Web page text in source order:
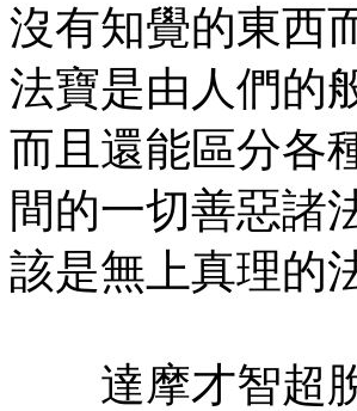
沒有知覺的東西
法寶是由人們的
而且還能區分各
間的一切善惡諸
該是無上真理的
達摩才智超脫